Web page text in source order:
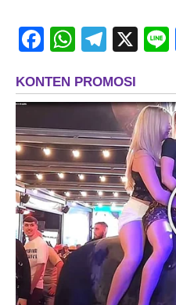
FacebookWhatsAppTelegram
X